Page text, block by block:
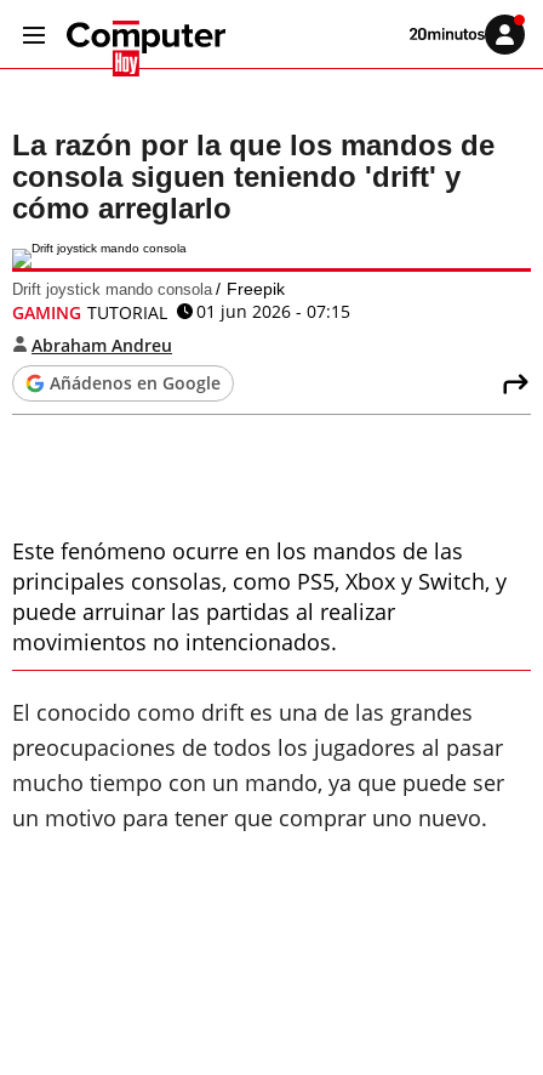
Volver
Iniciar
sesión
La razón por la que los mandos de
consola siguen teniendo 'drift' y
cómo arreglarlo
Drift joystick mando consola Freepik
GAMING TUTORIAL
01 jun 2026 - 07:15
Abraham Andreu
Añádenos en Google
Este fenómeno ocurre en los mandos de las
principales consolas, como PS5, Xbox y Switch, y
puede arruinar las partidas al realizar
movimientos no intencionados.
El conocido como drift es una de las grandes
preocupaciones de todos los jugadores al pasar
mucho tiempo con un mando, ya que puede ser
un motivo para tener que comprar uno nuevo.